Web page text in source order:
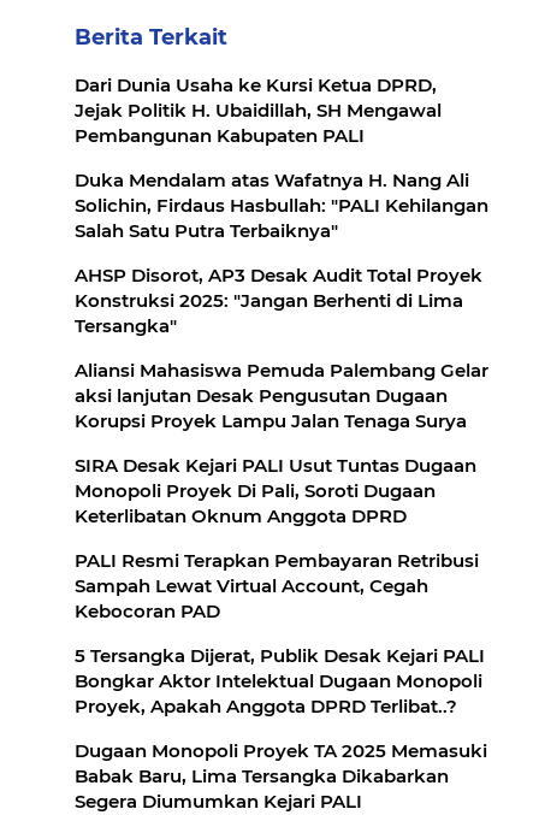
Berita Terkait
Dari Dunia Usaha ke Kursi Ketua DPRD,
Jejak Politik H. Ubaidillah, SH Mengawal
Pembangunan Kabupaten PALI
Duka Mendalam atas Wafatnya H. Nang Ali
Solichin, Firdaus Hasbullah: "PALI Kehilangan
Salah Satu Putra Terbaiknya"
AHSP Disorot, AP3 Desak Audit Total Proyek
Konstruksi 2025: "Jangan Berhenti di Lima
Tersangka"
Aliansi Mahasiswa Pemuda Palembang Gelar
aksi lanjutan Desak Pengusutan Dugaan
Korupsi Proyek Lampu Jalan Tenaga Surya
SIRA Desak Kejari PALI Usut Tuntas Dugaan
Monopoli Proyek Di Pali, Soroti Dugaan
Keterlibatan Oknum Anggota DPRD
PALI Resmi Terapkan Pembayaran Retribusi
Sampah Lewat Virtual Account, Cegah
Kebocoran PAD
5 Tersangka Dijerat, Publik Desak Kejari PALI
Bongkar Aktor Intelektual Dugaan Monopoli
Proyek, Apakah Anggota DPRD Terlibat..?
Dugaan Monopoli Proyek TA 2025 Memasuki
Babak Baru, Lima Tersangka Dikabarkan
Segera Diumumkan Kejari PALI